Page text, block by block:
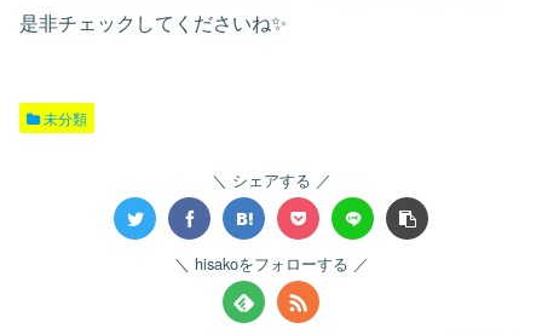
是非チェックしてくださいね✨
未分類
シェアする
hisakoをフォローする